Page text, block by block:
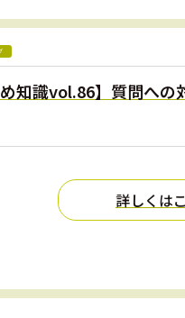
め知識vol.86】質問へ
詳しくは